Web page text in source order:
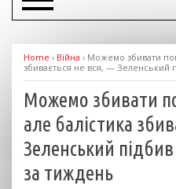
Home › Війна › Можемо збивати
збивається не вся, — Зеленський
Можемо збивати
але балістика
Зеленський
за тиждень